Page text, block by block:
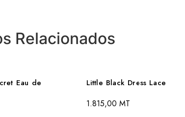
Relacionados
Eau de Little Black Dress Lace
1.815,00 MT